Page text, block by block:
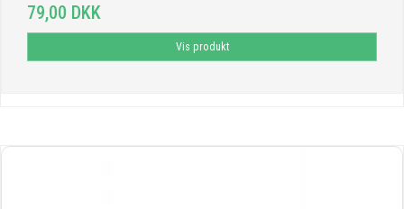
79,00 DKK
Vis produkt